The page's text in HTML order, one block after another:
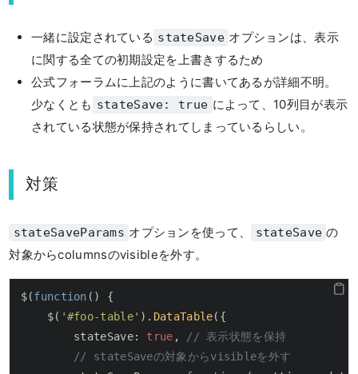
一緒に設定されている stateSave オプションは、表示
に関する全ての初期設定を上書きするため
公式フォーラムに上記のように書いてあるが詳細不明。
少なくとも stateSave: true によって、10列目が表示
されている状態が保持されてしまっているらしい。
対策
stateSaveParams オプションを使って、 stateSave の
対象からcolumnsのvisibleを外す。
$(function ( ) {
    $(
'#foo-table' ). DataTable({
stateSave: true ,
// 表示状態を保持
// stateSaveの対象からvisibleを外す